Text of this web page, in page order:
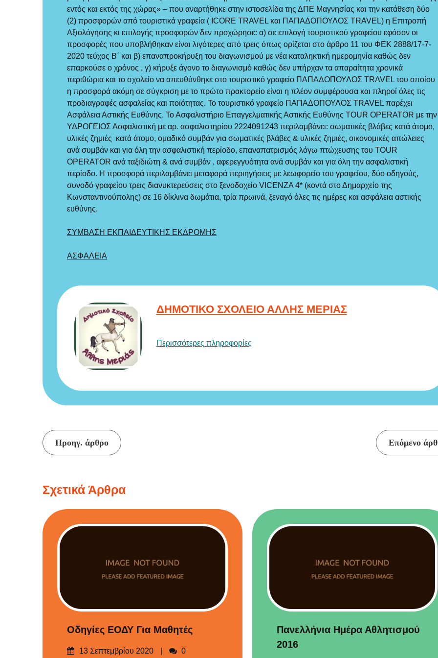
εντός και εκτός της χώρας» – που αναρτήθηκε στην ιστοσελίδα της ΔΠΕ Μαγνησίας και την κατάθεση δύο
(2) προσφορών από τουριστικά γραφεία ( ICORE TRAVEL και ΠΑΠΑΔΟΠΟΥΛΟΣ TRAVEL) η Επιτροπή
Αξιολόγησης κι επιλογής προσφορών δεν προχώρησε: α) σε επιλογή τουριστικού γραφείου εφόσον οι
προσφορές που υποβλήθηκαν είναι λιγότερες από τρεις όπως ορίζεται στο άρθρο 11 του ΦΕΚ 2888/17-7-
2020 τεύχος Β΄ και β) επαναπροκήρυξη του διαγωνισμού με νέα καταληκτική ημερομηνία καθώς δεν
επαρκούσε ο χρόνος , γ) κήρυξε άγονο το διαγωνισμό καθώς δεν υπήρχαν τα απαραίτητα χρονικά
περιθώρια και το σχολείο να απευθύνθηκε στο τουριστικό γραφείο ΠΑΠΑΔΟΠΟΥΛΟΣ TRAVEL του οποίου
η προσφορά ακόμη σε σύγκριση με το πρώτο πρακτορείο είναι η πλέον συμφέρουσα και πληροί όλες τις
προδιαγραφές ασφαλείας και ποιότητας. Το τουριστικό γραφείο ΠΑΠΑΔΟΠΟΥΛΟΣ TRAVEL παρέχει
Ασφάλεια Αστικής Ευθύνης. Το Ασφαλιστήριο Επαγγελματικής Αστικής Ευθύνης TOUR OPERATOR με την
ΥΔΡΟΓΕΙΟΣ Ασφαλιστική με αρ. ασφαλιστηρίου 2224091243 περιλαμβάνει: σωματικές βλάβες κατά άτομο,
υλικές ζημιές κατά άτομο, ομαδικό συμβάν για σωματικές βλάβες & υλικές ζημιές, οικονομικές απώλειες
ανά συμβάν και για όλη την ασφαλιστική περίοδο, επαναπατρισμός λόγω πτώχευσης του TOUR
OPERATOR ανά ταξιδιώτη & ανά συμβάν , αφερεγγυότητα ανά συμβάν και για όλη την ασφαλιστική
περίοδο. Η προσφορά περιλαμβάνει μεταφορά περιηγήσεις με λεωφορείο του γραφείου, δύο οδηγούς,
συνοδό γραφείου τρεις διανυκτερεύσεις στο ξενοδοχείο VICENZA 4* (κοντά στο Δημαρχείο της
Κωνσταντινούπολης) σε 16 δίκλινα δωμάτια, τρία πρωινά, ξεναγό όλες τις ημέρες και ασφάλεια αστικής
ευθύνης.
ΣΥΜΒΑΣΗ ΕΚΠΑΙΔΕΥΤΙΚΗΣ ΕΚΔΡΟΜΗΣ
ΑΣΦΑΛΕΙΑ
ΔΗΜΟΤΙΚΟ ΣΧΟΛΕΙΟ ΑΛΛΗΣ ΜΕΡΙΑΣ
Περισσότερες πληροφορίες
Συνέχεια
Προηγ. άρθρο Επόμενο
Σχετικά Άρθρα
Οδηγίες ΕΟΔΥ Για Μαθητές
Δημοσιεύτηκε
13 Σεπτεμβρίου 2020 Σχόλια
0
Πανελλήνια Ημέρα Αθλητισμού
2016